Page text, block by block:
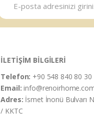
İLETİŞİM BİLGİLERİ
Telefon: +90 548 840 80 30
Email:
Adres: İsmet İnonü Bulvarı
/ KKTC